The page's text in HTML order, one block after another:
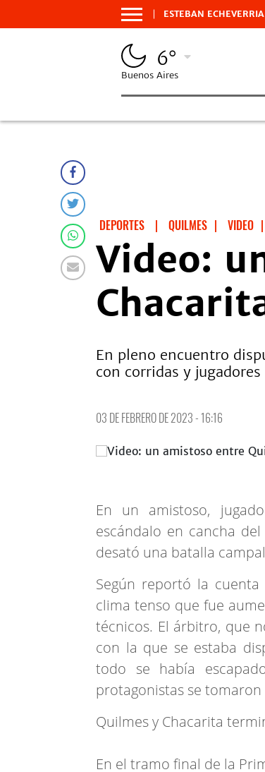
ESTEBAN ECHEVERRIA
6°
Buenos Aires
DEPORTES | QUILMES | VIDEO |
Video:
En pleno encuentro
con corridas y
03 DE FEBRERO DE 2023 - 16:16
En un amistoso,
escándalo en cancha
desató una batalla
Según reportó la cuenta
clima tenso que fue
técnicos. El árbitro, que
con la que se estaba
todo se había
protagonistas se tomaron
Quilmes y Chacarita
En el tramo final de la